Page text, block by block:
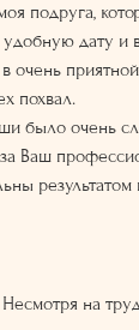
подруга,
дату и
очень
похвал.
было очень
Ваш
на